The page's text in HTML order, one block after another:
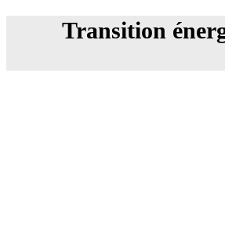
Transition